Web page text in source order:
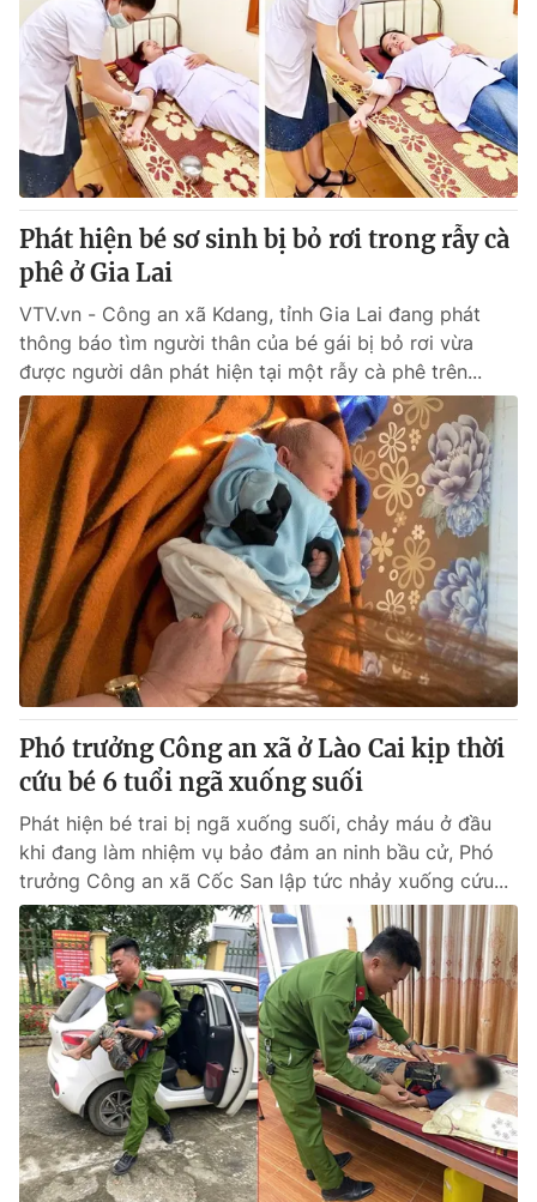
® Cấm sao chép dưới mọi hình thức nếu không có sự chấp
thuận bằng văn bản. Ghi rõ nguồn VTV.vn khi phát hành lại
thông tin từ website này.
Phát hiện bé sơ sinh bị bỏ rơi trong rẫy cà
phê ở Gia Lai
VTV.vn - Công an xã Kdang, tỉnh Gia Lai đang phát
thông báo tìm người thân của bé gái bị bỏ rơi vừa
được người dân phát hiện tại một rẫy cà phê trên...
Phó trưởng Công an xã ở Lào Cai kịp thời
cứu bé 6 tuổi ngã xuống suối
Phát hiện bé trai bị ngã xuống suối, chảy máu ở đầu
khi đang làm nhiệm vụ bảo đảm an ninh bầu cử, Phó
trưởng Công an xã Cốc San lập tức nhảy xuống cứu...